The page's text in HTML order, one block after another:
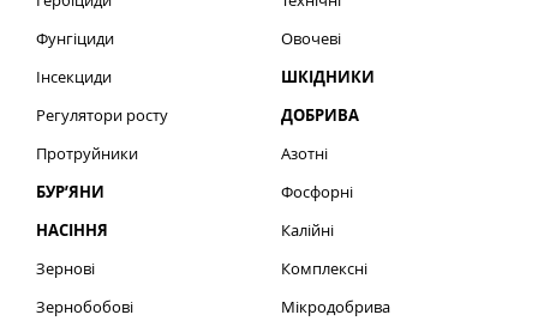
Фунгіциди
Інсекциди
Регулятори росту
Протруйники
БУР’ЯНИ
НАСІННЯ
Зернові
Зернобобові
Овочеві
ШКІДНИКИ
ДОБРИВА
Азотні
Фосфорні
Калійні
Комплексні
Мікродобрива